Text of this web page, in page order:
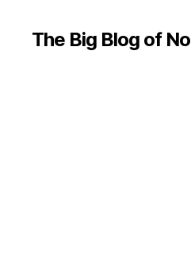
The Big Blog of